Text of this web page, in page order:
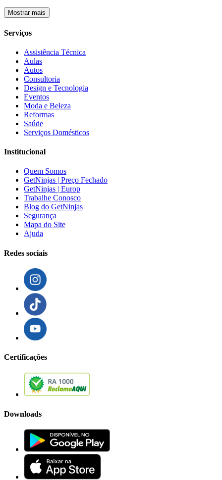
Mostrar mais
Serviços
Assistência Técnica
Aulas
Autos
Consultoria
Design e Tecnologia
Eventos
Moda e Beleza
Reformas
Saúde
Serviços Domésticos
Institucional
Quem Somos
GetNinjas | Preço Fechado
GetNinjas | Europ
Trabalhe Conosco
Blog do GetNinjas
Segurança
Mapa do Site
Ajuda
Redes sociais
Certificações
Downloads